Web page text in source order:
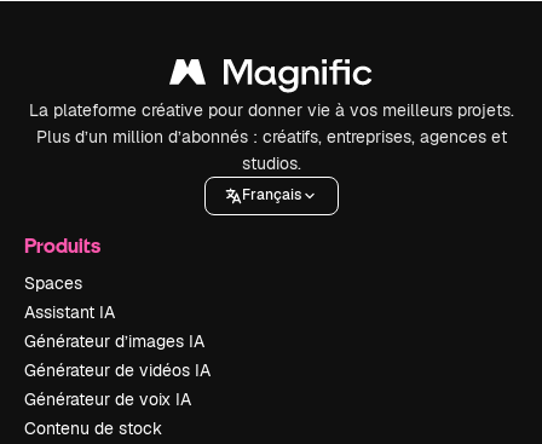
La plateforme créative pour donner vie à vos meilleurs projets.
Plus d’un million d’abonnés : créatifs, entreprises, agences et
studios.
Français
Produits
Spaces
Assistant IA
Générateur d’images IA
Générateur de vidéos IA
Générateur de voix IA
Contenu de stock